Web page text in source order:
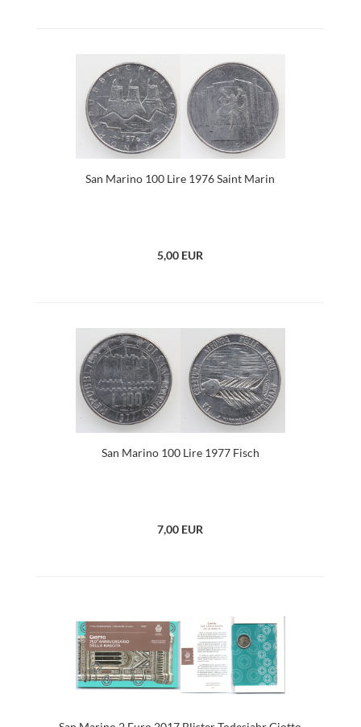
San Marino 100 Lire 1976 Saint Marin
5,00 EUR
San Marino 100 Lire 1977 Fisch
7,00 EUR